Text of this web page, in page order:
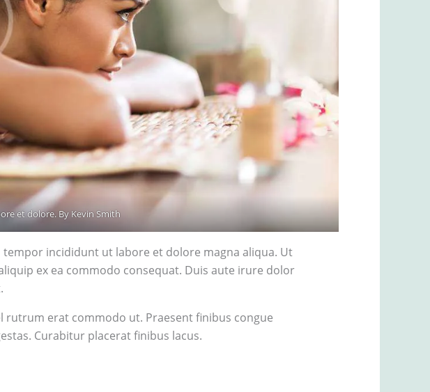
et dolore. ByKevin Smith
incididunt ut labore et dolore magna aliqua. Ut
ex ea commodo consequat. Duis aute irure dolor
rutrum erat commodo ut. Praesent finibus congue
Curabitur placerat finibus lacus.